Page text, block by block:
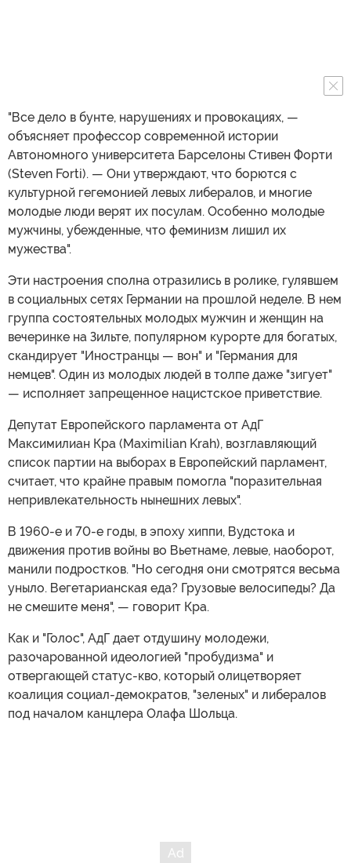
"Все дело в бунте, нарушениях и провокациях, —
объясняет профессор современной истории
Автономного университета Барселоны Стивен Форти
(Steven Forti). — Они утверждают, что борются с
культурной гегемонией левых либералов, и многие
молодые люди верят их посулам. Особенно молодые
мужчины, убежденные, что феминизм лишил их
мужества".
Эти настроения сполна отразились в ролике, гулявшем
в социальных сетях Германии на прошлой неделе. В нем
группа состоятельных молодых мужчин и женщин на
вечеринке на Зильте, популярном курорте для богатых,
скандирует "Иностранцы — вон" и "Германия для
немцев". Один из молодых людей в толпе даже "зигует"
— исполняет запрещенное нацистское приветствие.
Депутат Европейского парламента от АдГ
Максимилиан Кра (Maximilian Krah), возглавляющий
список партии на выборах в Европейский парламент,
считает, что крайне правым помогла "поразительная
непривлекательность нынешних левых".
В 1960-е и 70-е годы, в эпоху хиппи, Вудстока и
движения против войны во Вьетнаме, левые, наоборот,
манили подростков. "Но сегодня они смотрятся весьма
уныло. Вегетарианская еда? Грузовые велосипеды? Да
не смешите меня", — говорит Кра.
Как и "Голос", АдГ дает отдушину молодежи,
разочарованной идеологией "пробудизма" и
отвергающей статус-кво, который олицетворяет
коалиция социал-демократов, "зеленых" и либералов
под началом канцлера Олафа Шольца.